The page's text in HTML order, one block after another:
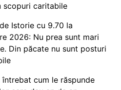
scopuri caritabile
Istorie cu 9.70 la
2026: Nu prea sunt mari
Din păcate nu sunt posturi
întrebat cum le răspunde